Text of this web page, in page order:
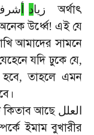
زياد
অর্থাৎ
উর্ধ্বে! এই যে
আমাদের সামনে
যদি ঢুকে যে,
হবে,তাহলে এমন
কিতাব আছে العلل
ইমাম বুখারীর